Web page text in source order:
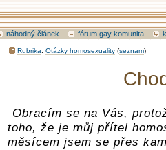
náhodný článek fórum gay komunita
Rubrika: Otázky homosexuality (seznam)
Obracím se na Vás,
toho, že je můj přítel
měsícem jsem se přes